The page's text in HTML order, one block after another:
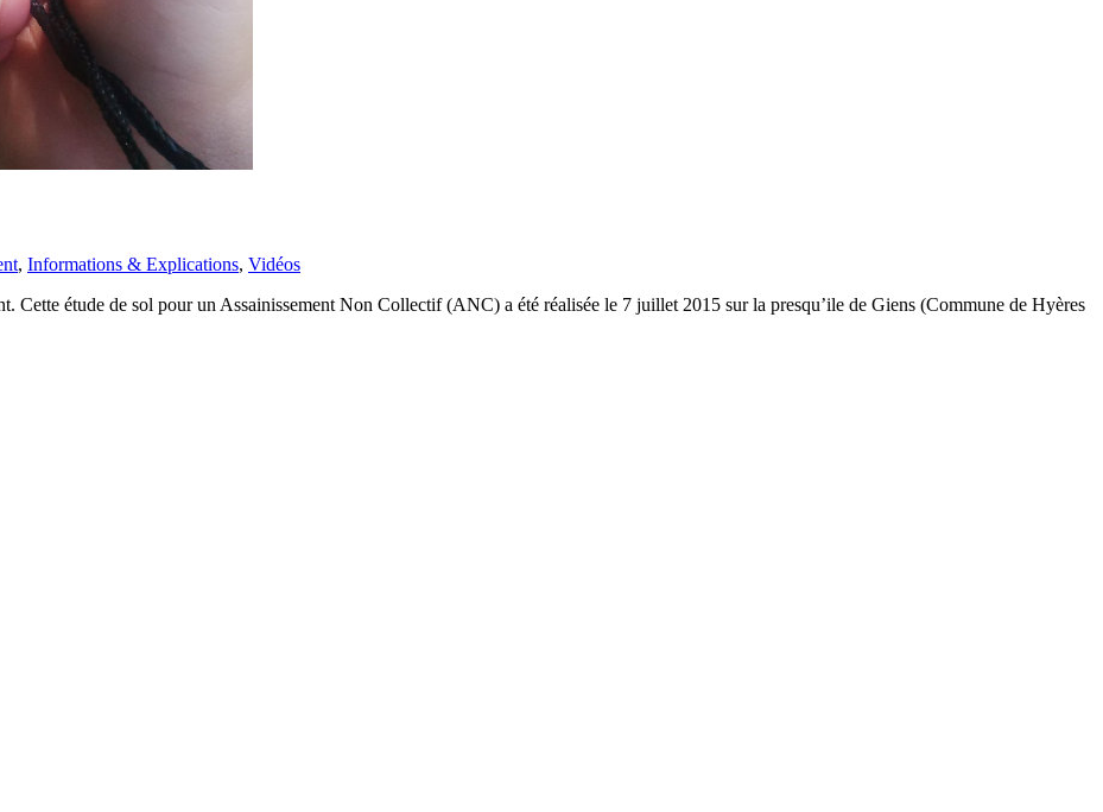
, Informations & Explications, Vidéos
Cette étude de sol pour un Assainissement Non Collectif (ANC) a été réalisée le 7 juillet 2015 sur la presqu’ile de Giens (Commune de Hyères